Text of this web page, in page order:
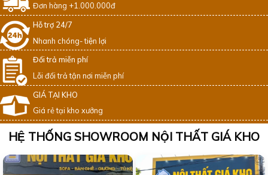
Đơn hàng +1.000.000đ
Hỗ trợ 24/7
Nhanh chóng- tiện lợi
Đổi trả miễn phí
Lỗi đổi trả tận nơi miễn phí
GIÁ TẠI KHO
Giá rẻ tại kho xưởng
HỆ THỐNG SHOWROOM NỘI THẤT GIÁ KHO